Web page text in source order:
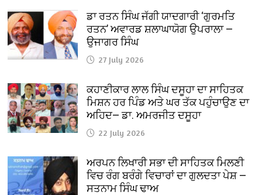
ਡਾ ਰਤਨ ਸਿੰਘ ਜੱਗੀ ਯਾਦਗਾਰੀ ‘ਗੁਰਮਤਿ
ਰਤਨ’ ਅਵਾਰਡ ਸ਼ਲਾਘਾਯੋਗ ਉਪਰਾਲਾ —
ਉਜਾਗਰ ਸਿੰਘ
27 July 2026
ਕਹਾਣੀਕਾਰ ਲਾਲ ਸਿੰਘ ਦਸੂਹਾ ਦਾ ਸਾਹਿਤਕ
ਮਿਸ਼ਨ ਹਰ ਪਿੰਡ ਅਤੇ ਘਰ ਤੱਕ ਪਹੁੰਚਾਉਣ ਦਾ
ਅਹਿਦ— ਡਾ. ਅਮਰਜੀਤ ਦਸੂਹਾ
22 July 2026
ਅਰਪਨ ਲਿਖਾਰੀ ਸਭਾ ਦੀ ਸਾਹਿਤਕ ਮਿਲਣੀ
ਵਿਚ ਰੰਗ ਬਰੰਗੇ ਵਿਚਾਰਾਂ ਦਾ ਗੁਲਦਤਾ ਪੇਸ਼ —
ਸਤਨਾਮ ਸਿੰਘ ਢਾਅ